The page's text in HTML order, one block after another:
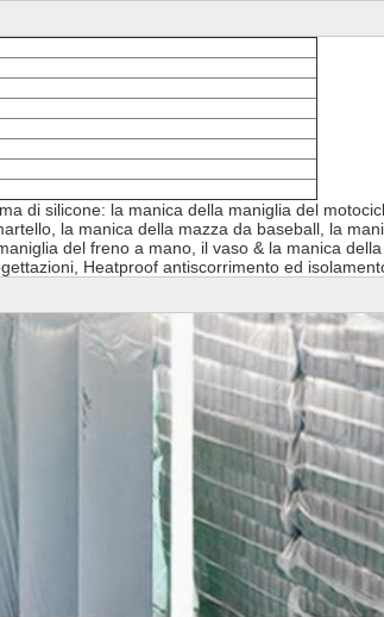
di silicone: la manica della maniglia del
la manica della mazza da baseball, la
del freno a mano, il vaso & la manica della
Heatproof antiscorrimento ed